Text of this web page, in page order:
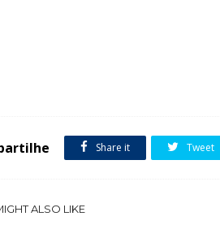
Share it Tweet
ALSO LIKE